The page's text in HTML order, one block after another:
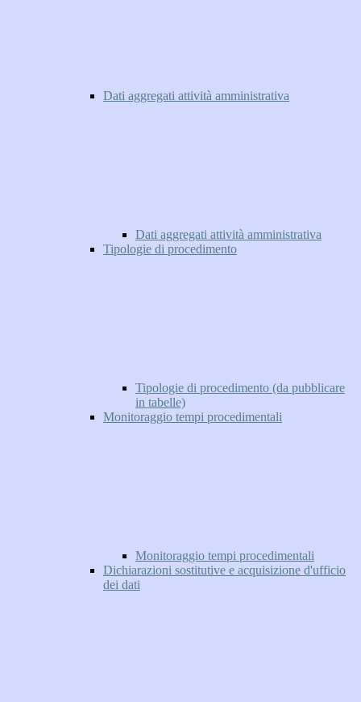
Dati aggregati attività amministrativa
Dati aggregati attività amministrativa
Tipologie di procedimento
Tipologie di procedimento (da pubblicare
in tabelle)
Monitoraggio tempi procedimentali
Monitoraggio tempi procedimentali
Dichiarazioni sostitutive e acquisizione d'ufficio
dei dati